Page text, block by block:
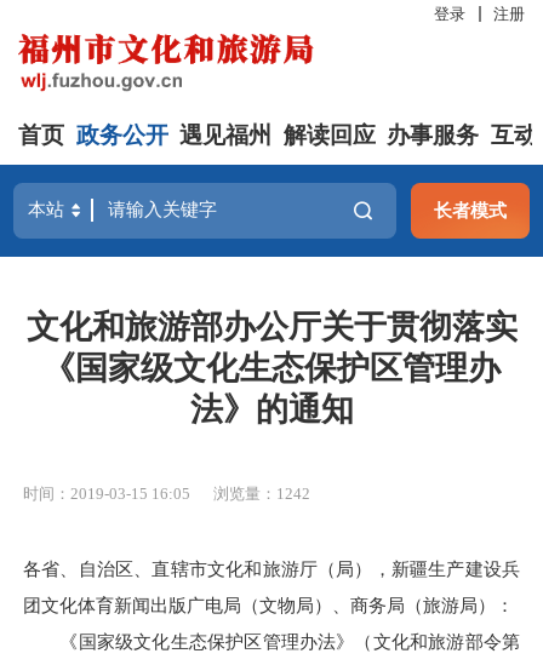
登录 注册
首页 政务公开 遇见福州 解读回应 办事服务 互动
长者模式
文化和旅游部办公厅关于贯彻落实
《国家级文化生态保护区管理办
法》的通知
时间：2019-03-15 16:05 浏览量：1242
各省、自治区、直辖市文化和旅游厅（局），新疆生产建设兵
团文化体育新闻出版广电局（文物局）、商务局（旅游局）：
《国家级文化生态保护区管理办法》（文化和旅游部令第